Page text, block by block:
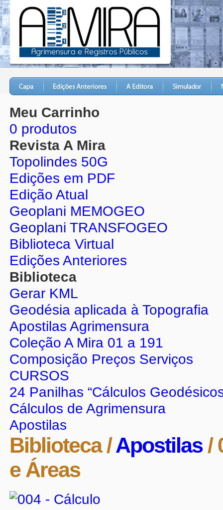
Meu Carrinho
0 produtos
Revista A Mira
Topolindes 50G
Edições em PDF
Edição Atual
Geoplani MEMOGEO
Geoplani TRANSFOGEO
Biblioteca Virtual
Edições Anteriores
Biblioteca
Gerar KML
Geodésia aplicada à Topografia
Apostilas Agrimensura
Coleção A Mira 01 a 191
Composição Preços Serviços
CURSOS
24 Panilhas “Cálculos
Cálculos de Agrimensura
Apostilas
Biblioteca /Apostilas/
e Áreas